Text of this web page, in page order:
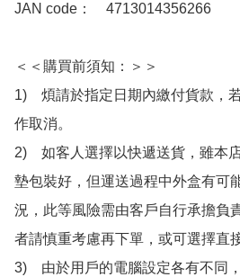
JAN code：　4713014356266
＜＜購買前須知：＞＞
1)　煩請於指定日期內繳付貨款，
作取消。
2)　如客人選擇以快遞送貨，雖本
墊包裝好，但運送過程中外盒有可
況，此等風險需由客戶自行承擔負
者請慎重考慮再下單，或可選擇直
3)　由於用戶的電腦設定各有不同